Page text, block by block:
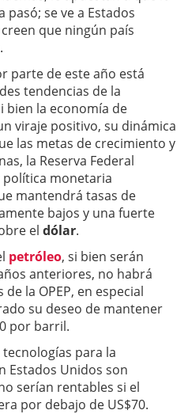
pasó; se ve a Estados
que ningún país
.
parte de este año está
tendencias de la
bien la economía de
viraje positivo, su dinámica
las metas de crecimiento y
la Reserva Federal
monetaria
mantendrá tasas de
bajos y una fuerte
el dólar.
petróleo, si bien serán
anteriores, no habrá
la OPEP, en especial
su deseo de mantener
por barril.
para la
Estados Unidos son
serían rentables si el
por debajo de US$70.